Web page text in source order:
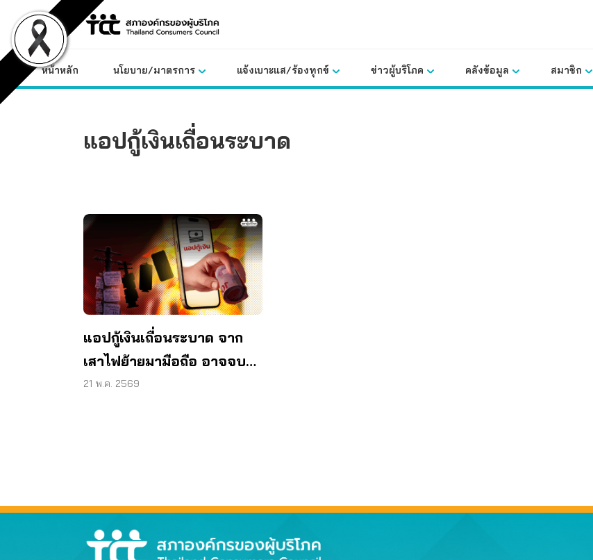
content
หน้าหลัก นโยบาย/มาตรการ แจ้งเบาะแส/ร้องทุกข์ ข่าวผู้บริโภค คลังข้อมูล สมาชิก
แอปกู้เงินเถื่อนระบาด
แอปกู้เงินเถื่อนระบาด จาก
เสาไฟย้ายมามือถือ อาจจบ
ด้วย “กู้หมื่น คืนแสน”
21 พ.ค. 2569